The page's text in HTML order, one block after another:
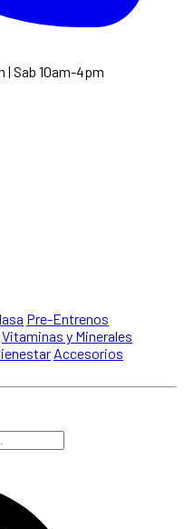
| Sab 10am-4pm
Pre-Entrenos
Vitaminas y Minerales
Accesorios